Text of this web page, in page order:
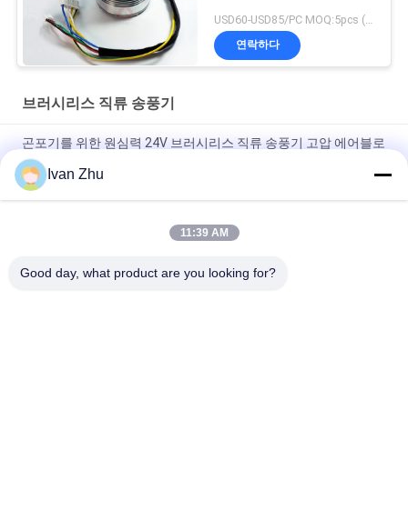
연락하다
브러시리스 직류 송풍기
곤포기를 위한 원심력 24V 브러시리스 직류 송풍기 고압 에어블로
어
24VDC 10.5Kpa 33M3/H BLDC 모터 팬들 온실 공기 순환 송풍기
Cfm 브러시리스 직류 송풍기 알루미늄 차 선풍기가 원심형 송풍
Ivan Zhu
11:39 AM
Good day, what product are you looking for?